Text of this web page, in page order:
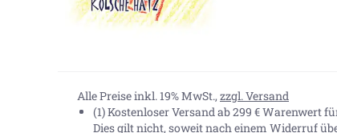
Alle Preise inkl. 19% MwSt., zzgl. Versand
(1) Kostenloser Versand ab 299 € Warenwert
Dies gilt nicht, soweit nach einem Widerruf